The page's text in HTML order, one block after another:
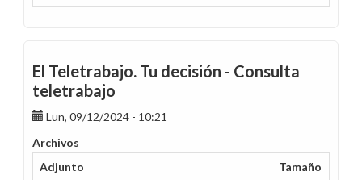
El Teletrabajo. Tu decisión - Consulta
teletrabajo
Lun, 09/12/2024 - 10:21
Archivos
Adjunto
Tamaño